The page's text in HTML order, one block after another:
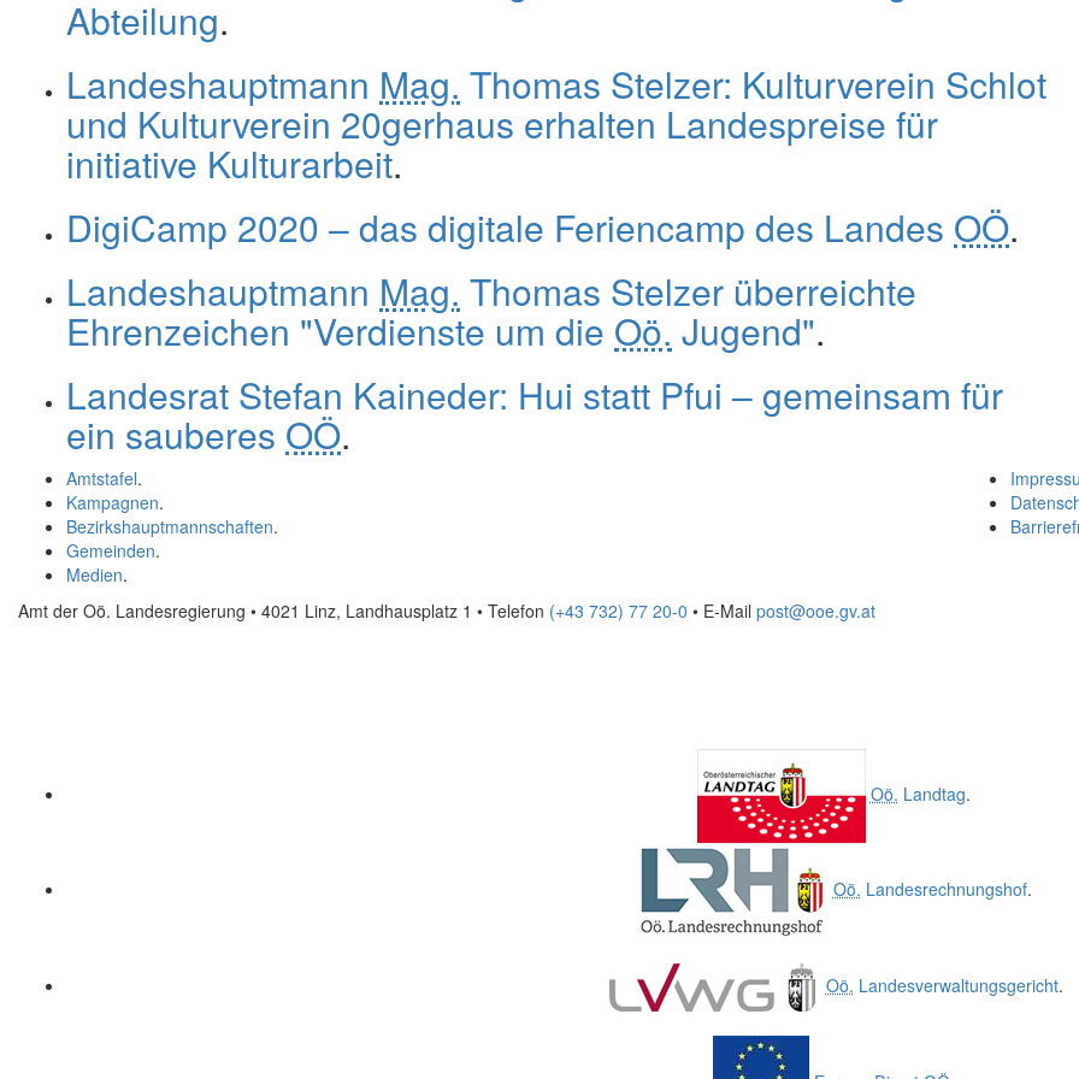
Abteilung.
Landeshauptmann Mag. Thomas Stelzer: Kulturverein Schlot
und Kulturverein 20gerhaus erhalten Landespreise für
initiative Kulturarbeit.
DigiCamp 2020 – das digitale Feriencamp des Landes OÖ.
Landeshauptmann Mag. Thomas Stelzer überreichte
Ehrenzeichen "Verdienste um die Oö. Jugend".
Landesrat Stefan Kaineder: Hui statt Pfui – gemeinsam für
ein sauberes OÖ.
Amtstafel.
Kampagnen.
Bezirkshauptmannschaften.
Gemeinden.
Medien.
Amt der Oö. Landesregierung • 4021 Linz, Landhausplatz 1 • Telefon (+43 732) 77 20-0 • E-Mail post@ooe.gv.at
Oö. Landtag.
Oö. Landesrechnungshof.
Oö. Landesverwaltungsgericht.